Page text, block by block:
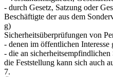
- durch Gesetz, Satzung oder
Beschäftigte der aus dem
g)
Sicherheitsüberprüfungen von
- denen im öffentlichen Interesse
- die an
die Feststellung kann sich auch
7.